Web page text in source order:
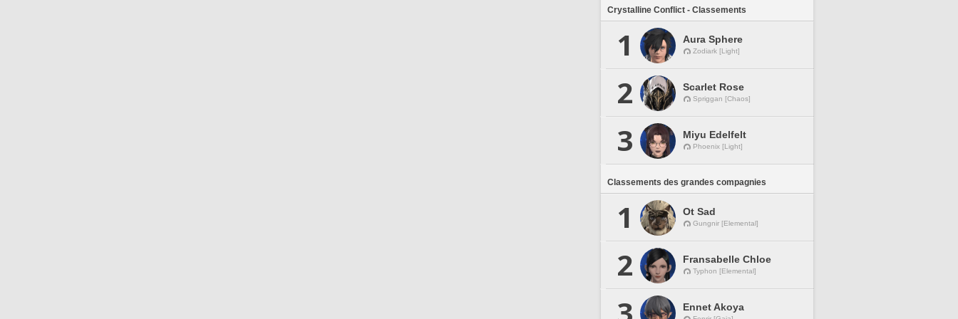
Crystalline Conflict - Classements
1 Aura Sphere
Zodiark [Light]
2 Scarlet Rose
Spriggan [Chaos]
3 Miyu Edelfelt
Phoenix [Light]
Classements des grandes compagnies
1 Ot Sad
Gungnir [Elemental]
2 Fransabelle Chloe
Typhon [Elemental]
Ennet Akoya